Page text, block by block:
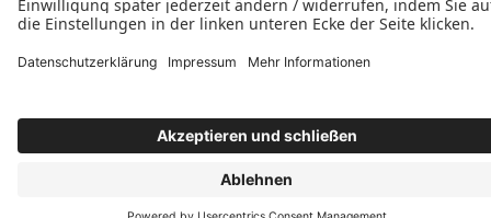
Schulungen wie die der PaX Akademie zum Umgang
erworbenes Fachwissen ist die Grundlage für einen
Bausubstanz und die erfolgreiche Montage vor Ort.
Denn der Einbau besonderer Fenster erfordert